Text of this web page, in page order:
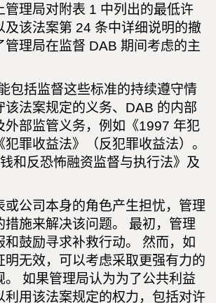
管理局对附表 1 中列出的最低许
及该法案第 24 条中详细说明的撤
管理局在监督 DAB 期间考虑的主
包括监督这些标准的持续遵守情
该法案规定的义务、DAB 的内部
外部监管义务，例如《1997 年犯
罪收益法》（反犯罪收益法）。
和反恐怖融资监督与执行法》及
或公司本身的角色产生担忧，管理
措施来解决该问题。 最初，管理
和鼓励寻求补救行动。 然而，如
明无效，可以考虑采取更强有力的
。 如果管理局认为为了公共利益
利用该法案规定的权力，包括对许